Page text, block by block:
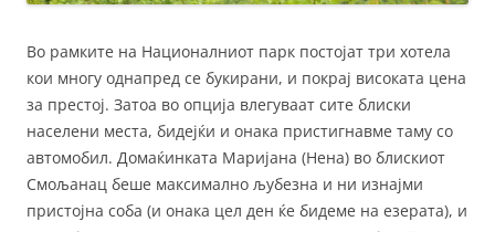
Во рамките на Националниот парк постојат три хотела
кои многу однапред се букирани, и покрај високата цена
за престој. Затоа во опција влегуваат сите блиски
населени места, бидејќи и онака пристигнавме таму со
автомобил. Домаќинката Маријана (Нена) во блискиот
Смољанац беше максимално љубезна и ни изнајми
пристојна соба (и онака цел ден ќе бидеме на езерата), и